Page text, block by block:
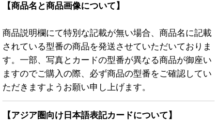
【商品名と商品画像について】
商品説明欄にて特別な記載が無い場合、商品名に記載
されている型番の商品を発送させていただいておりま
す。一部、写真とカードの型番が異なる商品が御座い
ますのでご購入の際、必ず商品の型番をご確認してい
ただきますようお願い申し上げます。
【アジア圏向け日本語表記カードについて】